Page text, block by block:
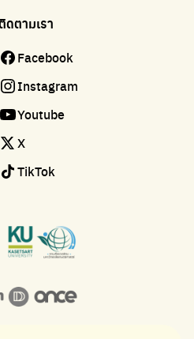
ดตามเรา
Facebook
Instagram
Youtube
X
TikTok